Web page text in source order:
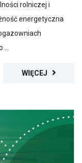
rolniczej i
energetyczna
WIĘCEJ